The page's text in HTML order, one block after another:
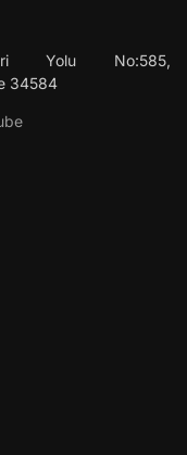
Yolu No:585,
34584